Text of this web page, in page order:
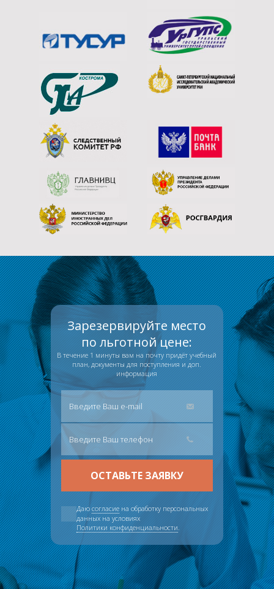
Зарезервируйте место
по льготной цене:
В течение 1 минуты вам на почту придёт учебный
план, документы для поступления и доп.
информация
Даюсогласие на обработку персональных
данных на условиях
Политики конфиденциальности.